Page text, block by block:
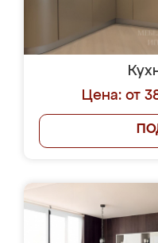
Цена: от